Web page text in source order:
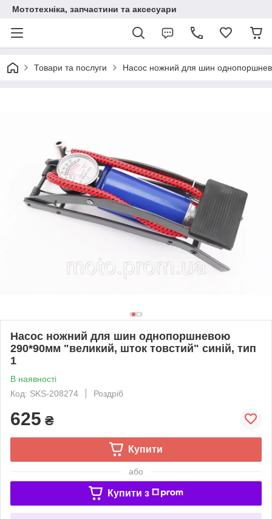
Мототехніка, запчастини та аксесуари
Товари та послуги Насос ножний для шин
Насос ножний для шин однопоршневою
290*90мм "великий, шток товстий" синій, тип
1
В наявності
Код: SKS-208274
Роздріб
625 ₴
Купити
або
Купити з